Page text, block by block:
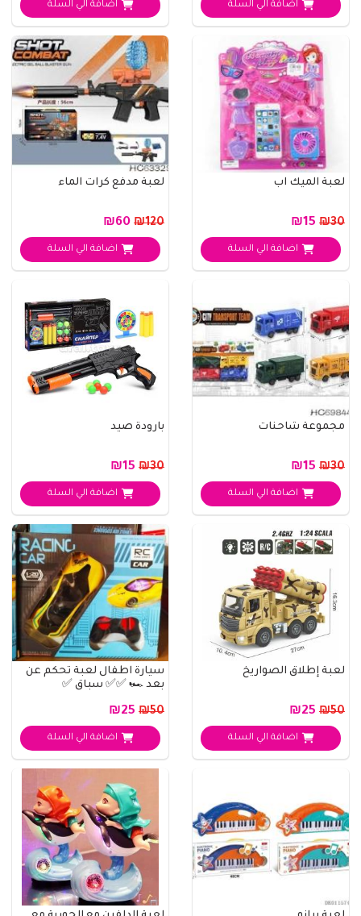
اضافة الي السلة اضافة الي السلة
لعبة الميك اب
₪30
اضافة الي السلة
لعبة مدفع كرات الماء
₪120
اضافة الي السلة
مجموعة شاحنات
₪30
اضافة الي السلة
بارودة صيد
₪30
اضافة الي السلة
لعبة إطلاق الصواريخ
₪50
اضافة الي السلة
سيارة اطفال لعبة تحكم عن
بعد 🏎️ ✅✅ سباق ✅
₪50
اضافة الي السلة